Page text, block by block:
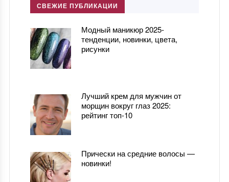
СВЕЖИЕ ПУБЛИКАЦИИ
Модный маникюр 2025-
тенденции, новинки, цвета,
рисунки
Лучший крем для мужчин от
морщин вокруг глаз 2025:
рейтинг топ-10
Прически на средние волосы —
новинки!